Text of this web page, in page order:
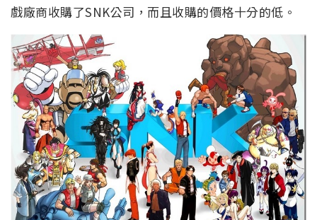
戲廠商收購了SNK公司，而且收購的價格十分的低。